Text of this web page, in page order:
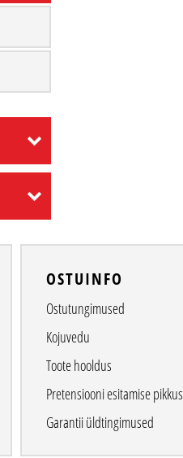
OSTUINFO
Ostutungimused
Kojuvedu
Toote hooldus
Pretensiooni esitamise pikkus
Garantii üldtingimused